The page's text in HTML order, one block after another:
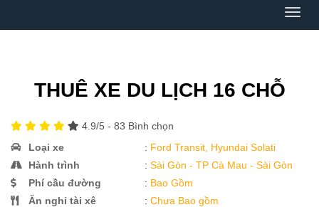
Menu
THUÊ XE DU LỊCH 16 CHỖ
4.9/5 - 83 Bình chọn
Loại xe
: Ford Transit, Hyundai Solati
Hành trình
:Sài Gòn - TP Cà Mau - Sài Gòn
Phí cầu đường
: Bao Gồm
Ăn nghỉ tài xê
:Chưa Bao gồm